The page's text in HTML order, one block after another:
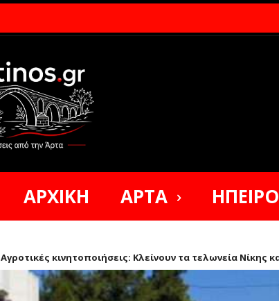
ΑΡΧΙΚΗ ΑΡΤΑ
Αγροτικές κινητοποιήσεις: Κλείνουν τα τελωνεία Νίκης